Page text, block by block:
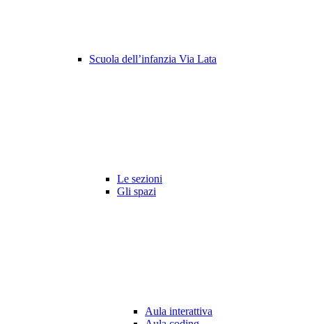
Scuola dell’infanzia Via Lata
Le sezioni
Gli spazi
Aula interattiva